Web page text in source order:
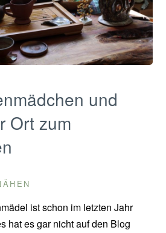
und
Ort zum
ist schon im letzten Jahr
hat es gar nicht auf den Blog